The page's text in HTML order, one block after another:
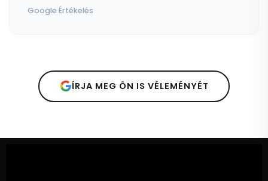
Google Értékelés
ÍRJA MEG ÖN IS VÉLEMÉNYÉT